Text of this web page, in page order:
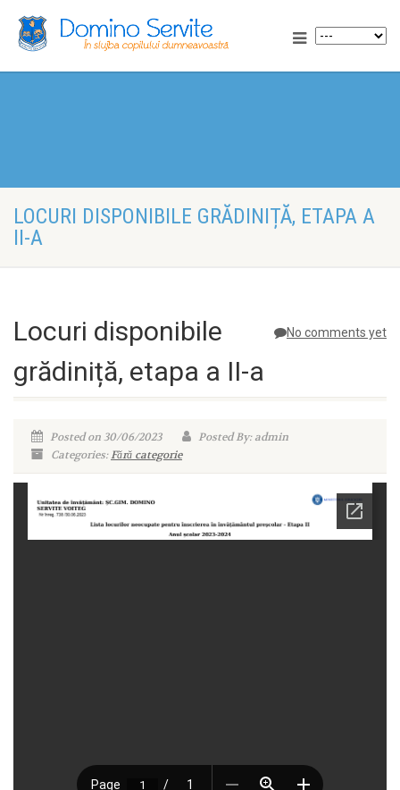
LOCURI DISPONIBILE GRĂDINIȚĂ, ETAPA A
II-A
No comments yet
Locuri disponibile
grădiniță, etapa a II-a
Posted on 30/06/2023
Posted By: admin
Categories:Fără categorie